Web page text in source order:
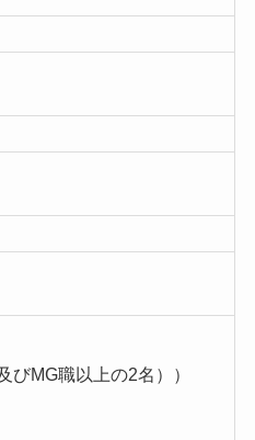
びMG職以上の2名））